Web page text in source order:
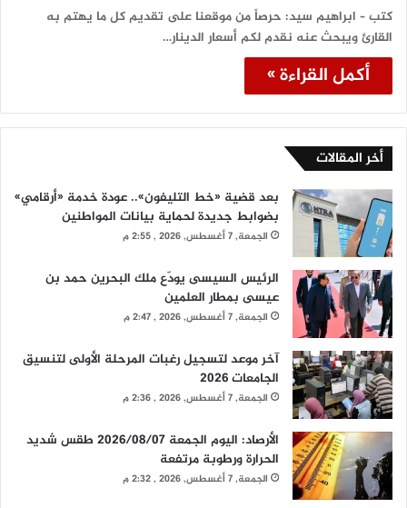
كتب – ابراهيم سيد: حرصاً من موقعنا على تقديم كل ما يهتم به
القارئ ويبحث عنه نقدم لكم أسعار الدينار…
أكمل القراءة »
أخر المقالات
بعد قضية «خط التليفون».. عودة خدمة «أرقامي»
بضوابط جديدة لحماية بيانات المواطنين
الجمعة, 7 أغسطس, 2026 , 2:55 م
الرئيس السيسى يودّع ملك البحرين حمد بن
عيسى بمطار العلمين
الجمعة, 7 أغسطس, 2026 , 2:47 م
آخر موعد لتسجيل رغبات المرحلة الأولى لتنسيق
الجامعات 2026
الجمعة, 7 أغسطس, 2026 , 2:36 م
الأرصاد: اليوم الجمعة 2026/08/07 طقس شديد
الحرارة ورطوبة مرتفعة
الجمعة, 7 أغسطس, 2026 , 2:32 م